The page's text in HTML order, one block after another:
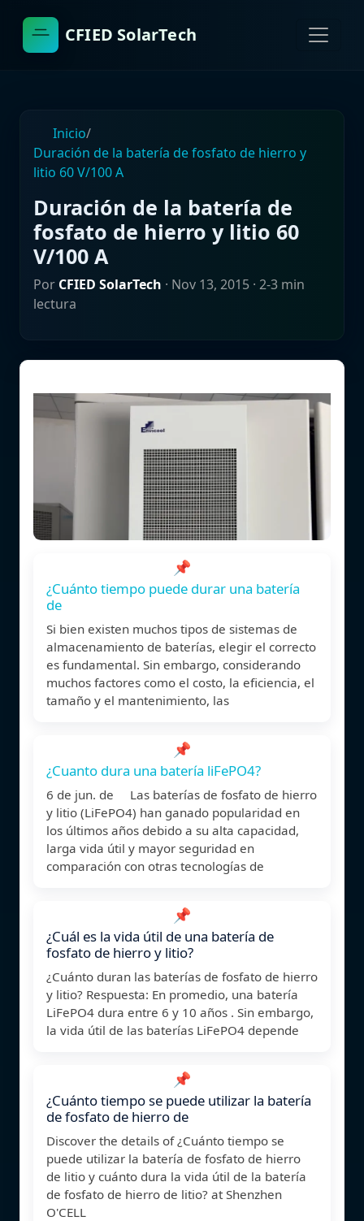
CFIED SolarTech
Inicio/
Duración de la batería de fosfato de hierro y
litio 60 V/100 A
Duración de la batería de
fosfato de hierro y litio 60
V/100 A
Por CFIED SolarTech · Nov 13, 2015 · 2-3 min
lectura
📌
¿Cuánto tiempo puede durar una batería
de
Si bien existen muchos tipos de sistemas de
almacenamiento de baterías, elegir el correcto
es fundamental. Sin embargo, considerando
muchos factores como el costo, la eficiencia, el
tamaño y el mantenimiento, las
📌
¿Cuanto dura una batería liFePO4?
6 de jun. de Las baterías de fosfato de hierro
y litio (LiFePO4) han ganado popularidad en
los últimos años debido a su alta capacidad,
larga vida útil y mayor seguridad en
comparación con otras tecnologías de
📌
¿Cuál es la vida útil de una batería de
fosfato de hierro y litio?
¿Cuánto duran las baterías de fosfato de hierro
y litio? Respuesta: En promedio, una batería
LiFePO4 dura entre 6 y 10 años . Sin embargo,
la vida útil de las baterías LiFePO4 depende
📌
¿Cuánto tiempo se puede utilizar la batería
de fosfato de hierro de
Discover the details of ¿Cuánto tiempo se
puede utilizar la batería de fosfato de hierro
de litio y cuánto dura la vida útil de la batería
de fosfato de hierro de litio? at Shenzhen
O'CELL